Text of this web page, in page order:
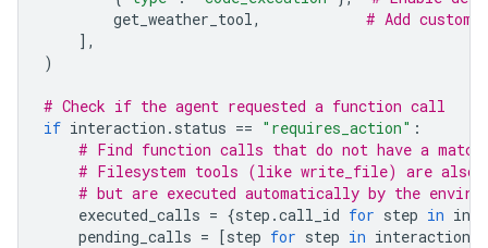
get_weather_tool,
# Add custom
],
)
# Check if the agent requested a function call
if interaction . status == "requires_action" :
# Find function calls that do not have a
# Filesystem tools (like write_file) are also
# but are executed automatically by the
executed_calls = {step .call_id for step in
pending_calls = [step for step in interaction